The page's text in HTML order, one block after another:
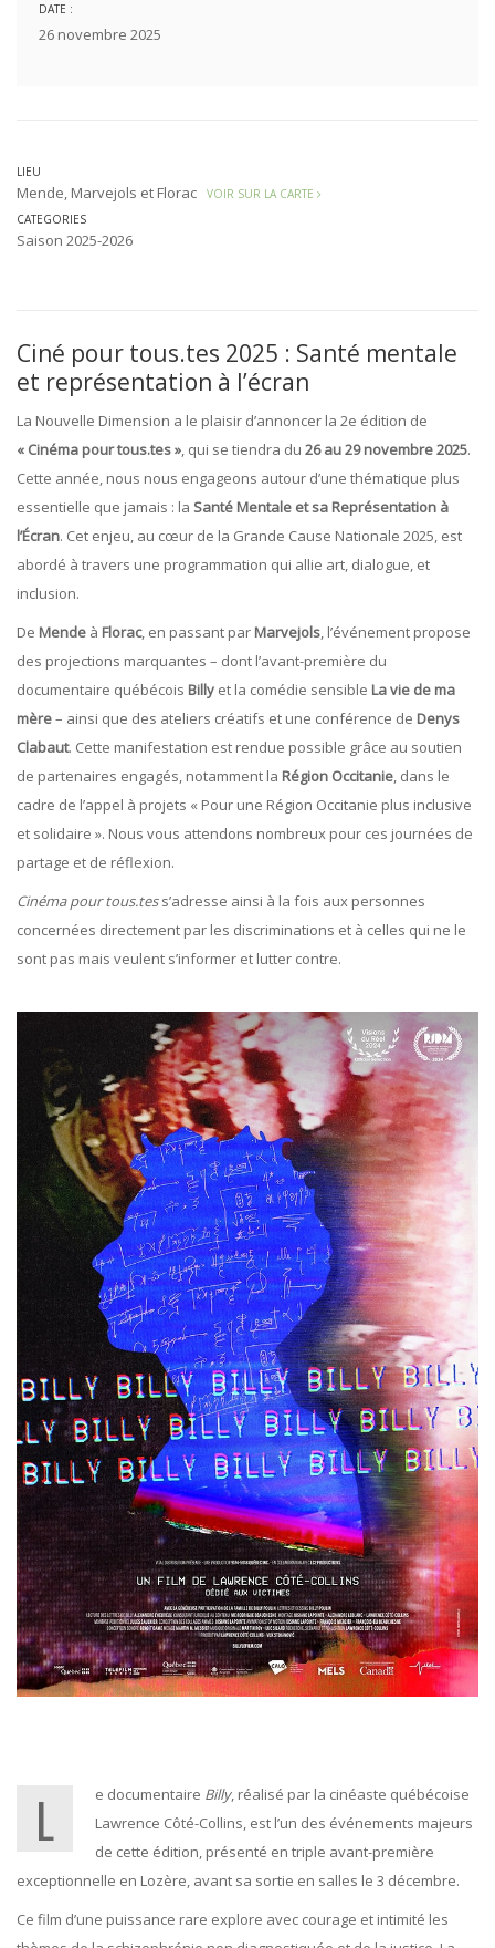
DATE :
26 novembre 2025
LIEU
Mende, Marvejols et Florac
VOIR SUR LA CARTE
CATEGORIES
Saison 2025-2026
Ciné pour tous.tes 2025 : Santé mentale
et représentation à l’écran
La Nouvelle Dimension a le plaisir d’annoncer la 2e édition de
« Cinéma pour tous.tes », qui se tiendra du 26 au 29 novembre 2025.
Cette année, nous nous engageons autour d’une thématique plus
essentielle que jamais : la Santé Mentale et sa Représentation à
l’Écran. Cet enjeu, au cœur de la Grande Cause Nationale 2025, est
abordé à travers une programmation qui allie art, dialogue, et
inclusion.
De Mende à Florac, en passant par Marvejols, l’événement propose
des projections marquantes – dont l’avant-première du
documentaire québécois Billy et la comédie sensible La vie de ma
mère– ainsi que des ateliers créatifs et une conférence de Denys
Clabaut. Cette manifestation est rendue possible grâce au soutien
de partenaires engagés, notamment la Région Occitanie, dans le
cadre de l’appel à projets « Pour une Région Occitanie plus inclusive
et solidaire ». Nous vous attendons nombreux pour ces journées de
partage et de réflexion.
Cinéma pour tous.tess’adresse ainsi à la fois aux personnes
concernées directement par les discriminations et à celles qui ne le
sont pas mais veulent s’informer et lutter contre.
Le documentaire Billy, réalisé par la cinéaste québécoise
Lawrence Côté-Collins, est l’un des événements majeurs
de cette édition, présenté en triple avant-première
exceptionnelle en Lozère, avant sa sortie en salles le 3 décembre.
Ce film d’une puissance rare explore avec courage et intimité les